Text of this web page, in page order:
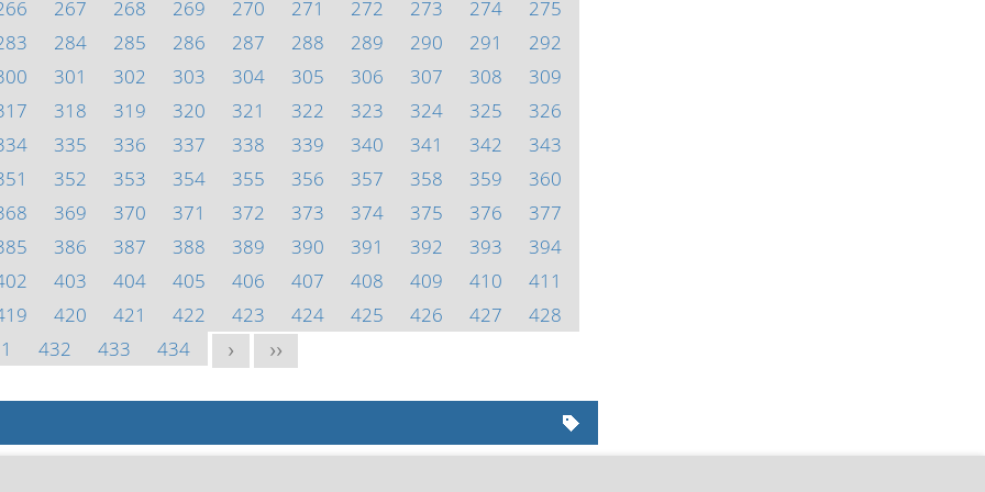
267 268 269 270 271 272 273 274
275
284 285 286 287 288 289 290 291
292
301 302 303 304 305 306 307 308
309
318 319 320 321 322 323 324 325
326
335 336 337 338 339 340 341 342
343
352 353 354 355 356 357 358 359
360
369 370 371 372 373 374 375 376
377
386 387 388 389 390 391 392 393
394
403 404 405 406 407 408 409 410
411
420 421 422 423 424 425 426 427
428
432 433 434 > >>